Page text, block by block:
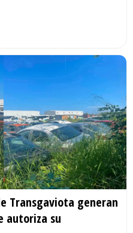
Transgaviota generan
autoriza su